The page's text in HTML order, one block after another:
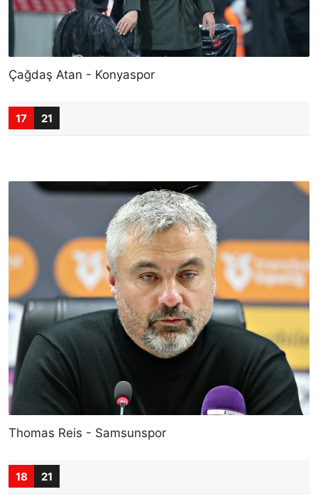
Çağdaş Atan - Konyaspor
17 21
Thomas Reis - Samsunspor
18 21